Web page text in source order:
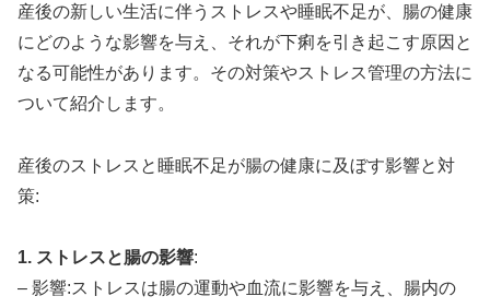
産後の新しい生活に伴うストレスや睡眠不足が、腸の健康
にどのような影響を与え、それが下痢を引き起こす原因と
なる可能性があります。その対策やストレス管理の方法に
ついて紹介します。
産後のストレスと睡眠不足が腸の健康に及ぼす影響と対
策:
1. ストレスと腸の影響:
– 影響:ストレスは腸の運動や血流に影響を与え、腸内の